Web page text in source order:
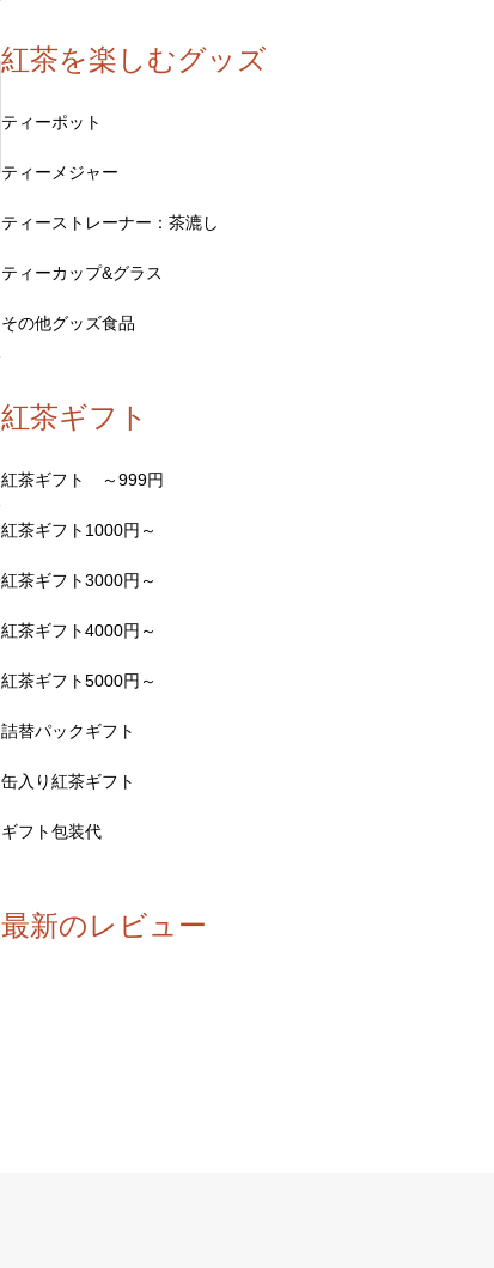
紅茶を楽しむグッズ
ティーポット
ティーメジャー
ティーストレーナー：茶漉し
ティーカップ&グラス
その他グッズ食品
紅茶ギフト
紅茶ギフト ～999円
紅茶ギフト1000円～
紅茶ギフト3000円～
紅茶ギフト4000円～
紅茶ギフト5000円～
詰替パックギフト
缶入り紅茶ギフト
ギフト包装代
最新のレビュー